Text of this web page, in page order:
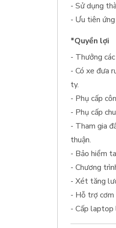
- Sử dụng
- Ưu tiên
*Quyền lợi
- Thưởng
- Có xe đưa
ty.
- Phụ cấp
- Phụ cấp
- Tham gia
thuận.
- Bảo hiểm
- Chương
- Xét tăng
- Hỗ trợ cơm
- Cấp laptop